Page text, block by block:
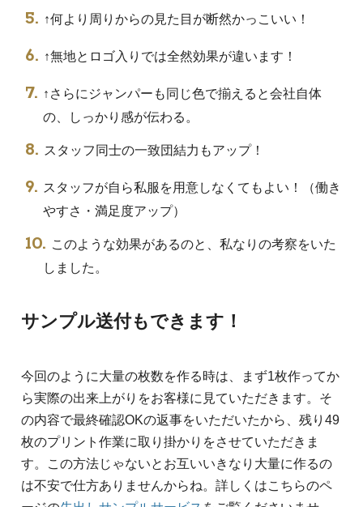
↑何より周りからの見た目が断然かっこいい！
↑無地とロゴ入りでは全然効果が違います！
↑さらにジャンパーも同じ色で揃えると会社自体
の、しっかり感が伝わる。
スタッフ同士の一致団結力もアップ！
スタッフが自ら私服を用意しなくてもよい！（働き
やすさ・満足度アップ）
このような効果があるのと、私なりの考察をいた
しました。
サンプル送付もできます！
今回のように大量の枚数を作る時は、まず1枚作ってか
ら実際の出来上がりをお客様に見ていただきます。そ
の内容で最終確認OKの返事をいただいたから、残り49
枚のプリント作業に取り掛かりをさせていただきま
す。この方法じゃないとお互いいきなり大量に作るの
は不安で仕方ありませんからね。詳しくはこちらのペ